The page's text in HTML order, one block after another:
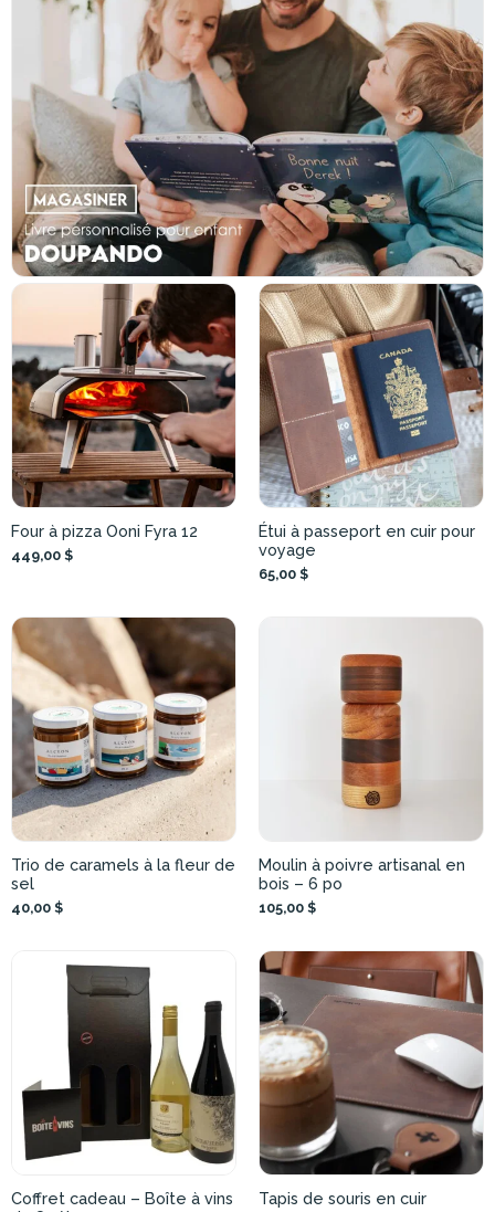
Four à pizza Ooni Fyra 12
449,00 $
Étui à passeport en cuir pour
voyage
65,00 $
Trio de caramels à la fleur de
sel
40,00 $
Moulin à poivre artisanal en
bois – 6 po
105,00 $
Coffret cadeau – Boîte à vins
Tapis de souris en cuir